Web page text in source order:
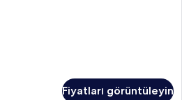
Fiyatları görüntüleyin